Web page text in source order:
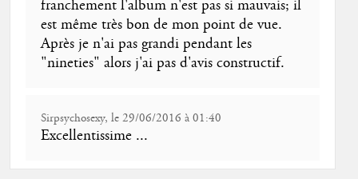
franchement l'album n'est pas si mauvais; il
est même très bon de mon point de vue.
Après je n'ai pas grandi pendant les
"nineties" alors j'ai pas d'avis constructif.
Sirpsychosexy, le 29/06/2016 à 01:40
Excellentissime ...